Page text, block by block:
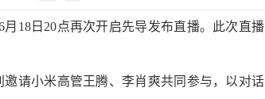
18日20点再次开启先导发布直播。此次直播
请小米高管王腾、李肖爽共同参与，以对话